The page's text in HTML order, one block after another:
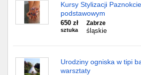
Kursy Stylizacji
podstawowym
650 zł
sztuka
Zabrze
śląskie
Urodziny ogniska w tipi
warsztaty